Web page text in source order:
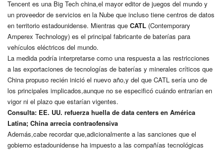
Tencent es una Big Tech china,el mayor editor de juegos del mundo y
un proveedor de servicios en la Nube que incluso tiene centros de datos
en territorio estadounidense. Mientras que CATL (Contemporary
Amperex Technology) es el principal fabricante de baterías para
vehículos eléctricos del mundo.
La medida podría interpretarse como una respuesta a las restricciones
a las exportaciones de tecnologías de baterías y minerales críticos que
China propuso recién inició el nuevo año,y del que CATL sería uno de
los principales implicados,aunque no se especificó cuándo entrarían en
vigor ni el plazo que estarían vigentes.
Consulta: EE. UU. refuerza huella de data centers en América
Latina; China arrecia contraofensiva
Además,cabe recordar que,adicionalmente a las sanciones que el
gobierno estadounidense ha impuesto a las compañías tecnológicas